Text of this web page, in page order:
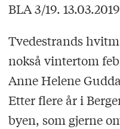
BLA 3/19. 13.03.2019
Tvedestrands
nokså vintertom
Anne Helene
Etter flere år i
byen, som gjerne